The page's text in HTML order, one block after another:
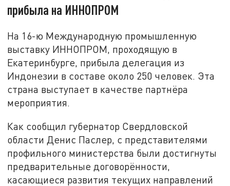
прибыла на ИННОПРОМ
На 16-ю Международную промышленную
выставку ИННОПРОМ, проходящую в
Екатеринбурге, прибыла делегация из
Индонезии в составе около 250 человек. Эта
страна выступает в качестве партнёра
мероприятия.
Как сообщил губернатор Свердловской
области Денис Паслер, с представителями
профильного министерства были достигнуты
предварительные договорённости,
касающиеся развития текущих направлений